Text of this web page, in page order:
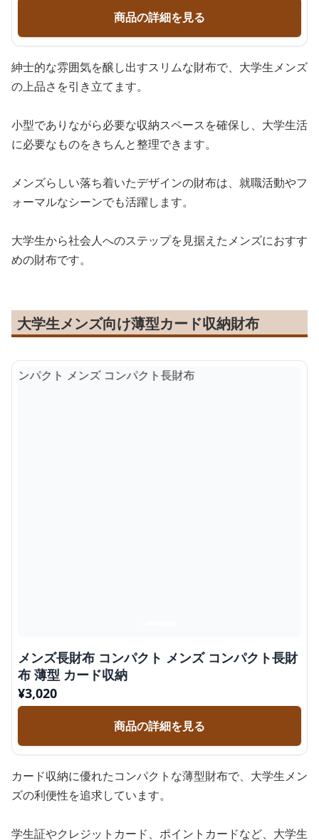
商品の詳細を見る
紳士的な雰囲気を醸し出すスリムな財布で、大学生メンズ
の上品さを引き立てます。
小型でありながら必要な収納スペースを確保し、大学生活
に必要なものをきちんと整理できます。
メンズらしい落ち着いたデザインの財布は、就職活動やフ
ォーマルなシーンでも活躍します。
大学生から社会人へのステップを見据えたメンズにおすす
めの財布です。
大学生メンズ向け薄型カード収納財布
メンズ長財布 コンパクト メンズ コンパクト長財
布 薄型 カード収納
¥3,020
商品の詳細を見る
カード収納に優れたコンパクトな薄型財布で、大学生メン
ズの利便性を追求しています。
学生証やクレジットカード、ポイントカードなど、大学生